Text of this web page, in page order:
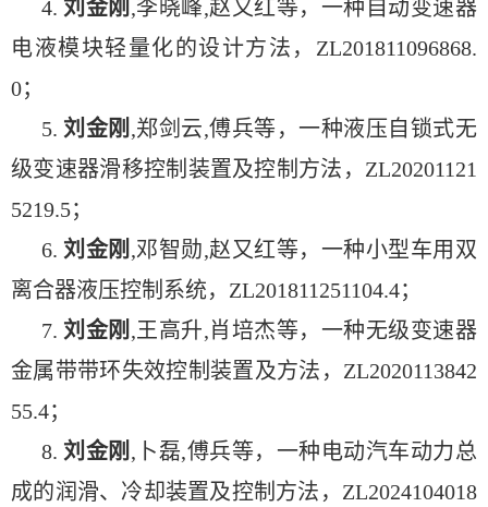
4. 刘金刚 ,李晓峰,赵又红等，一种自动变速器
电液模块轻量化的设计方法，ZL201811096868.
0；
5. 刘金刚 ,郑剑云,傅兵等，一种液压自锁式无
级变速器滑移控制装置及控制方法，ZL20201121
5219.5；
6. 刘金刚 ,邓智勋,赵又红等，一种小型车用双
离合器液压控制系统，ZL201811251104.4；
7. 刘金刚 ,王高升,肖培杰等，一种无级变速器
金属带带环失效控制装置及方法，ZL2020113842
55.4；
8. 刘金刚 ,卜磊,傅兵等，一种电动汽车动力总
成的润滑、冷却装置及控制方法，ZL2024104018